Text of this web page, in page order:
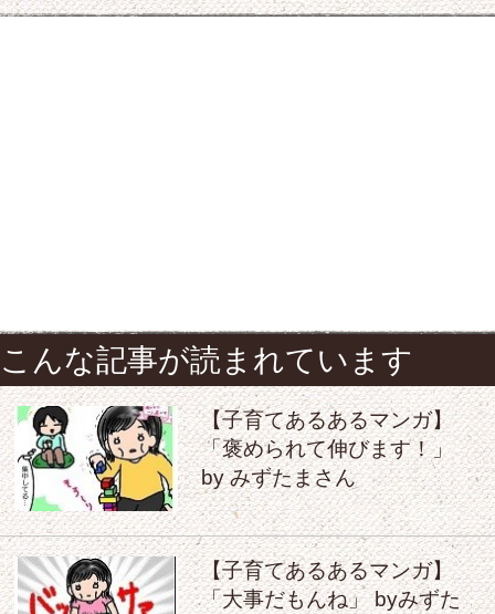
こんな記事が読まれています
【子育てあるあるマンガ】
「褒められて伸びます！」
by みずたまさん
【子育てあるあるマンガ】
「大事だもんね」 byみずた